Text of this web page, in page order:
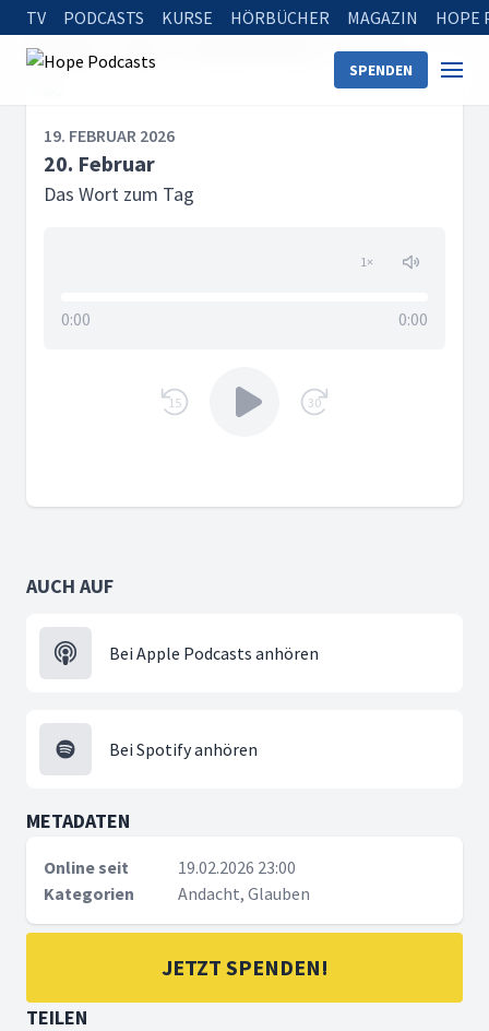
TV PODCASTS KURSE HÖRBÜCHER MAGAZIN HOPE
SPENDEN
Startseite 20. Februar
19. FEBRUAR 2026
20. Februar
Das Wort zum Tag
1×
0:00 0:00
15 30
AUCH AUF
Bei Apple Podcasts anhören
Bei Spotify anhören
METADATEN
Online seit
19.02.2026 23:00
Kategorien
Andacht, Glauben
JETZT SPENDEN!
TEILEN